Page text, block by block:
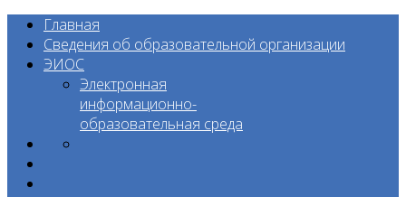
Главная
Сведения об образовательной организации
ЭИОС
Электронная
информационно-
образовательная среда